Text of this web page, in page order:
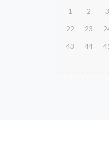
1 2 3
22 23
43 44